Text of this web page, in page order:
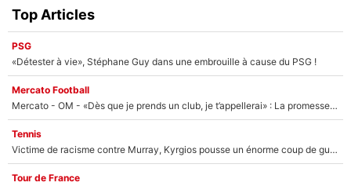
Top Articles
PSG
«Détester à vie», Stéphane Guy dans une embrouille à cause du PSG !
Mercato Football
Mercato - OM - «Dès que je prends un club, je t’appellerai» : La promesse de Marcelino au moment de claquer la porte
Tennis
Victime de racisme contre Murray, Kyrgios pousse un énorme coup de gueule !
Tour de France